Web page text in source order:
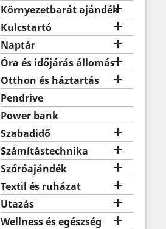
Környezetbarát ajándék

Kulcstartó 
Naptár 
Óra és időjárás állomás
Otthon és háztartás 
Pendrive
Power bank
Szabadidő

Számítástechnika 
Szóróajándék 
Textil és ruházat 
Utazás 
Wellness és egészség 